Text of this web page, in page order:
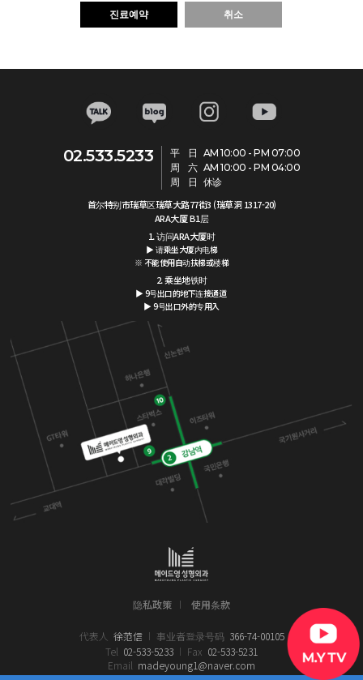
진료예약 취소
02.533.5233 平 日 AM 10:00 - PM 07:00
周 六 AM 10:00 - PM 04:00
周 日 休诊
首尔特别市瑞草区瑞草大路77街3 (瑞草洞 1317-20)
ARA大厦 B1层
1. 访问ARA大厦时
▶ 请乘坐大厦内电梯
※ 不能使用自动扶梯或楼梯
2. 乘坐地铁时
▶ 9号出口的地下连接通道
▶ 9号出口外的专用入
隐私政策 使用条款
代表人 徐范信 事业者登录号码 366-74-00105
Tel 02-533-5233 Fax 02-533-5231
Email madeyoung1@naver.com